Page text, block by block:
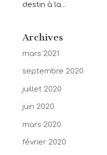
destin à la...
Archives
mars 2021
septembre 2020
juillet 2020
juin 2020
mars 2020
février 2020